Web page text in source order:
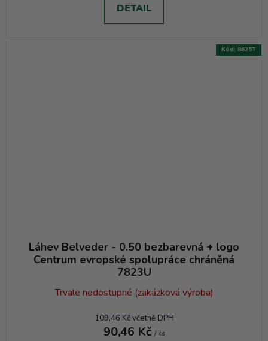
DETAIL
Láhev Belveder - 0.50 bezbarevná + logo
Centrum evropské spolupráce chráněná
7823U
Trvale nedostupné (zakázková výroba)
109,46 Kč včetně DPH
90,46 Kč / ks
Kód: 8625T